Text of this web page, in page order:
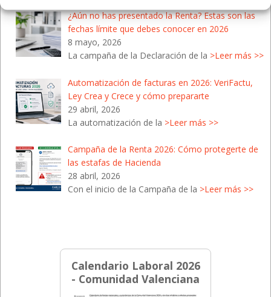
¿Aún no has presentado la Renta? Estas son las
fechas límite que debes conocer en 2026
8 mayo, 2026
La campaña de la Declaración de la >Leer más >>
Automatización de facturas en 2026: VeriFactu,
Ley Crea y Crece y cómo prepararte
29 abril, 2026
La automatización de la >Leer más >>
Campaña de la Renta 2026: Cómo protegerte de
las estafas de Hacienda
28 abril, 2026
Con el inicio de la Campaña de la >Leer más >>
Calendario Laboral 2026
- Comunidad Valenciana